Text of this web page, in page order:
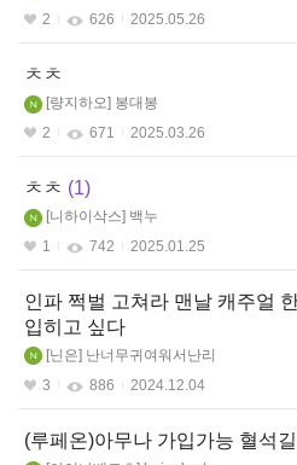
2
626 2025.05.26
ㅊㅊ
량지하오 봉대봉
2
671 2025.03.26
ㅊㅊ 1
니하이삭스 백누
1
742 2025.01.25
인파 쩍벌 고쳐라 맨날 캐주얼
입히고 싶다
닌은 난너무귀여워서난리
3
886 2024.12.04
(루페온)아무나 가입가능 혈석